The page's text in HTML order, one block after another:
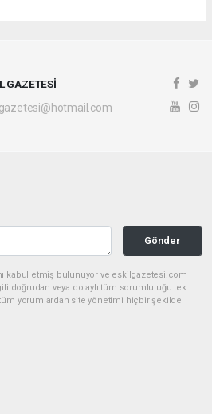
GAZETESİ
Gönder
kabul etmiş bulunuyor ve eskilgazetesi.com
doğrudan veya dolaylı tüm sorumluluğu tek
tüm yorumlardan site yönetimi hiçbir şekilde